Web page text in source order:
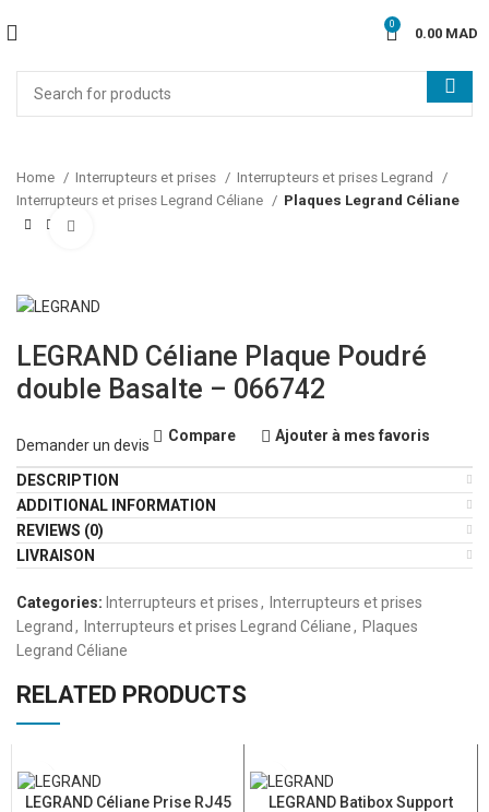
0
MAD
Home Interrupteurs et prises
Interrupteurs et prises Legrand
Interrupteurs et prises Legrand Céliane
Plaques Legrand Céliane
LEGRAND Céliane Plaque Poudré
double Basalte – 066742
Demander un devis
Compare Ajouter à mes favoris
DESCRIPTION
ADDITIONAL INFORMATION
REVIEWS (0)
LIVRAISON
Categories: Interrupteurs et prises, Interrupteurs et prises
Legrand , Interrupteurs et prises Legrand Céliane, Plaques
Legrand Céliane
RELATED PRODUCTS
LEGRAND Céliane Prise RJ45
LEGRAND Batibox Support